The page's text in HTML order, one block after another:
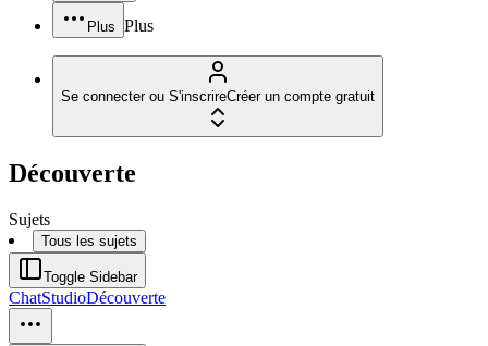
Plus Plus
Se connecter ou S'inscrireCréer un compte gratuit
Découverte
Sujets
Tous les sujets
Toggle Sidebar
ChatStudioDécouverte